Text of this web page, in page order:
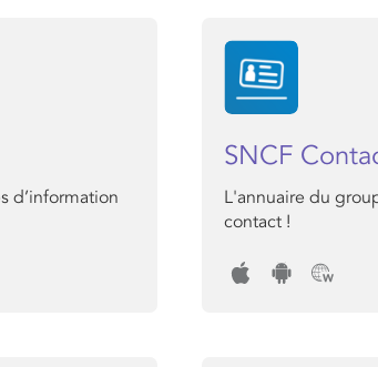
d’information
SNCF
L'annuaire du
contact !